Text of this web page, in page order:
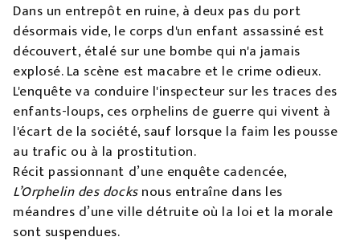
Dans un entrepôt en ruine, à deux pas du port
désormais vide, le corps d'un enfant assassiné est
découvert, étalé sur une bombe qui n'a jamais
explosé. La scène est macabre et le crime odieux.
L'enquête va conduire l'inspecteur sur les traces des
enfants-loups, ces orphelins de guerre qui vivent à
l'écart de la société, sauf lorsque la faim les pousse
au trafic ou à la prostitution.
Récit passionnant d’une enquête cadencée,
L’Orphelin des docksnous entraîne dans les
méandres d’une ville détruite où la loi et la morale
sont suspendues.